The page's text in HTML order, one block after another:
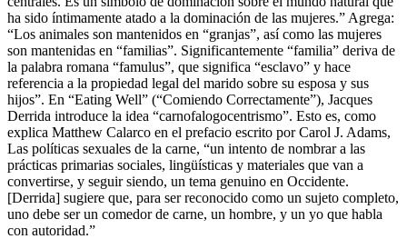
ha sido íntimamente atado a la dominación de las mujeres.” Agrega:
“Los animales son mantenidos en “granjas”, así como las mujeres
son mantenidas en “familias”. Significantemente “familia” deriva de
la palabra romana “famulus”, que significa “esclavo” y hace
referencia a la propiedad legal del marido sobre su esposa y sus
hijos”. En “Eating Well” (“Comiendo Correctamente”), Jacques
Derrida introduce la idea “carnofalogocentrismo”. Esto es, como
explica Matthew Calarco en el prefacio escrito por Carol J. Adams,
Las políticas sexuales de la carne, “un intento de nombrar a las
prácticas primarias sociales, lingüísticas y materiales que van a
convertirse, y seguir siendo, un tema genuino en Occidente.
[Derrida] sugiere que, para ser reconocido como un sujeto completo,
uno debe ser un comedor de carne, un hombre, y un yo que habla
con autoridad.”